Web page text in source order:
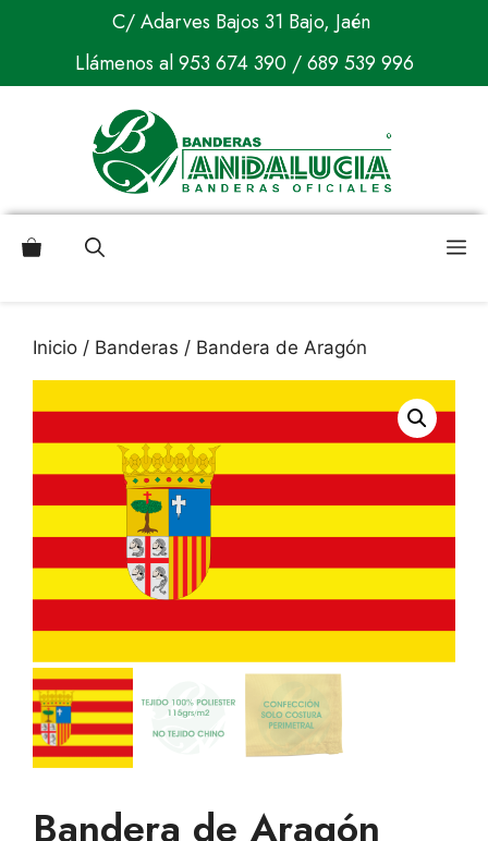
contenido
C/ Adarves Bajos 31 Bajo, Jaén
Llámenos al953 674 390/689 539 996
Inicio / Banderas / Bandera de Aragón
Bandera de Aragón